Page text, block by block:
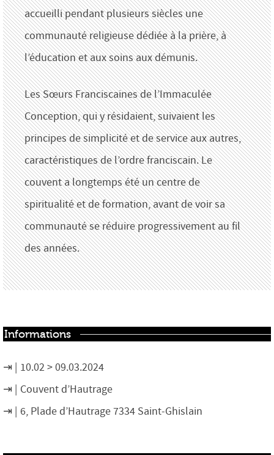
accueilli pendant plusieurs siècles une
communauté religieuse dédiée à la prière, à
l’éducation et aux soins aux démunis.
Les Sœurs Franciscaines de l’Immaculée
Conception, qui y résidaient, suivaient les
principes de simplicité et de service aux autres,
caractéristiques de l’ordre franciscain. Le
couvent a longtemps été un centre de
spiritualité et de formation, avant de voir sa
communauté se réduire progressivement au fil
des années.
Informations
10.02 > 09.03.2024
Couvent d’Hautrage
6, Plade d’Hautrage 7334 Saint-Ghislain